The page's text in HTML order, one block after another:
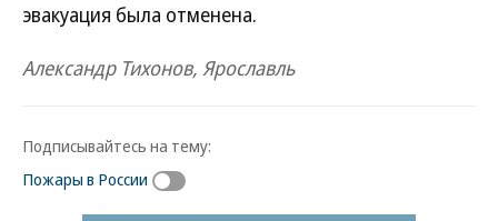
эвакуация была отменена.
Александр Тихонов, Ярославль
Подписывайтесь на тему:
Пожары в России